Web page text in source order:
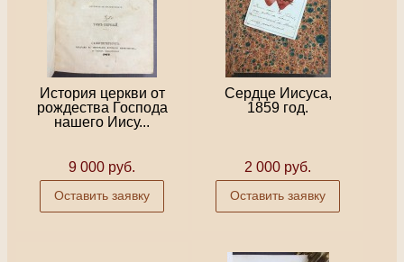
История церкви от
рождества Господа
нашего Иису...
9 000 руб.
Оставить заявку
Сердце Иисуса,
1859 год.
2 000 руб.
Оставить заявку